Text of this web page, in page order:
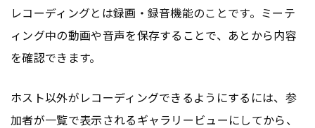
レコーディングとは録画・録音機能のことです。ミーテ
ィング中の動画や音声を保存することで、あとから内容
を確認できます。
ホスト以外がレコーディングできるようにするには、参
加者が一覧で表示されるギャラリービューにしてから、